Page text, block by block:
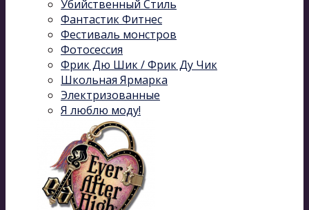
Убийственный Стиль
Фантастик Фитнес
Фестиваль монстров
Фотосессия
Фрик Дю Шик / Фрик Ду Чик
Школьная Ярмарка
Электризованные
Я люблю моду!